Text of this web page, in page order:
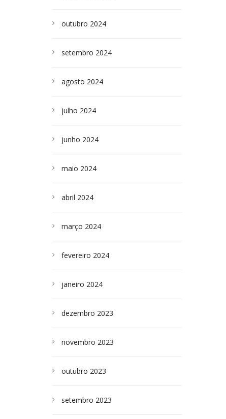
outubro 2024
setembro 2024
agosto 2024
julho 2024
junho 2024
maio 2024
abril 2024
março 2024
fevereiro 2024
janeiro 2024
dezembro 2023
novembro 2023
outubro 2023
setembro 2023